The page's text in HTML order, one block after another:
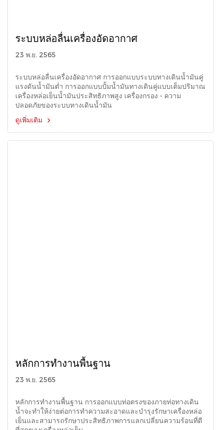
ระบบหล่อลื่นเครื่องอัดอากาศ
23 พ.ย. 2565
ระบบหล่อลื่นเครื่องอัดอากาศ การออกแบบระบบทางเดินน้ำมันคู่
แรงดันน้ำมันต่ำ การออกแบบปั้มน้ำมันทางเดินคู่แบบเต็มปริมาณ
เครื่องหล่อเย็นน้ำมันประสิทธิภาพสูง เครื่องกรอง - ความ
ปลอดภัยของระบบทางเดินน้ำมัน
ดูเพิ่มเติม
หลักการทำงานพื้นฐาน
23 พ.ย. 2565
หลักการทำงานพื้นฐาน การออกแบบท่อตรงของภายท่อทางเดิน
น้ำจะทำให้ง่ายต่อการทำความสะอาดและบำรุงรักษาเครื่องหล่อ
เย็นและสามารถรักษาประสิทธิภาพการแลกเปลี่ยนความร้อนที่ดี